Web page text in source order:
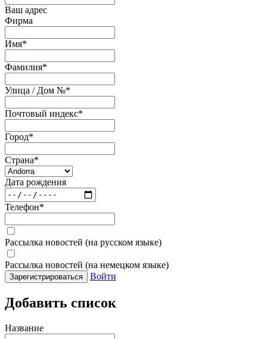
Ваш адрес
Фирма
Имя*
Фамилия*
Улица / Дом №*
Почтовый индекс*
Город*
Страна*
Дата рождения
Телефон*
Рассылка новостей (на русском языке)
Рассылка новостей (на немецком языке)
Зарегистрироваться Войти
Добавить список
Название